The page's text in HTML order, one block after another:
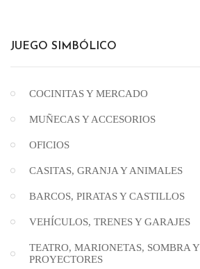
JUEGO SIMBÓLICO
COCINITAS Y MERCADO
MUÑECAS Y ACCESORIOS
OFICIOS
CASITAS, GRANJA Y ANIMALES
BARCOS, PIRATAS Y CASTILLOS
VEHÍCULOS, TRENES Y GARAJES
TEATRO, MARIONETAS, SOMBRA Y
PROYECTORES